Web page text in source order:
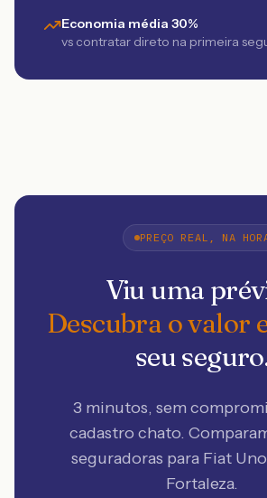
Economia média 30%
vs contratar direto na primeira
PREÇO REAL, NA
Viu uma
Descubra o valor
seu
3 minutos, sem
cadastro chato.
seguradoras para Fiat
Fortaleza.